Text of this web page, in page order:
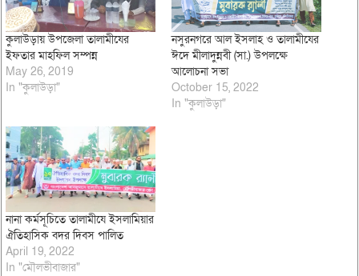
কুলাউড়ায় উপজেলা তালামীযের
ইফতার মাহফিল সম্পন্ন
May 26, 2019
In "কুলাউড়া"
নসুরনগরে আল ইসলাহ ও তালামীযের
ঈদে মীলাদুন্নবী (সা.) উপলক্ষে
আলোচনা সভা
October 15, 2022
In "কুলাউড়া"
নানা কর্মসূচিতে তালামীযে ইসলামিয়ার
ঐতিহাসিক বদর দিবস পালিত
April 19, 2022
In "মৌলভীবাজার"